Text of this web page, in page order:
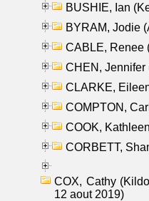
BUSHIE, Ian
BYRAM, Jodie
CABLE, Renee
CHEN, Jennifer
CLARKE,
COMPTON,
COOK,
CORBETT,
COX, Cathy
12 aout 2019)